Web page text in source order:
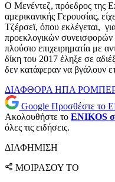
Ο Μενέντεζ, πρόεδρος της
αμερικανικής Γερουσίας,
Τζέρσεϊ, όπου εκλέγεται,
προεκλογικών
πλούσιο επιχειρηματία με
δίκη του 2017 έληξε σε
δεν κατάφεραν να βγάλουν
ΔΙΑΦΘΟΡΑ ΗΠΑ
Google Προσθέστε το
Ακολουθήστε το ENIKOS
όλες τις ειδήσεις.
ΔΙΑΦΗΜΙΣΗ
ΜΟΙΡΑΣΟΥ ΤΟ